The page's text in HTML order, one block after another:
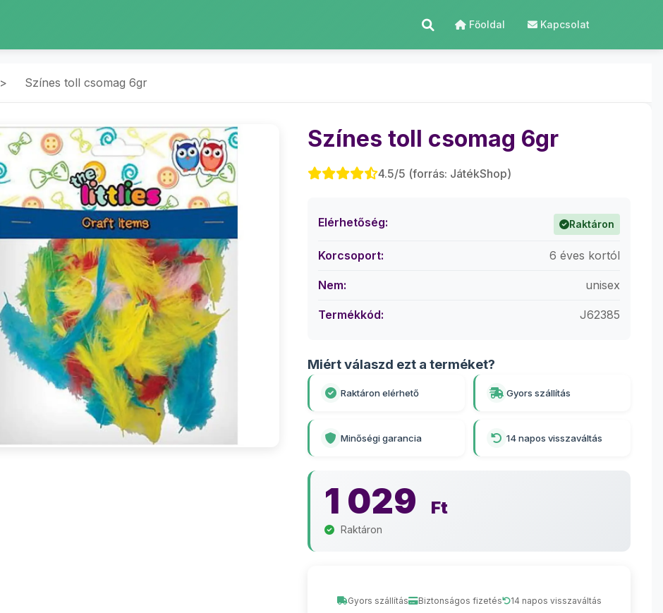
Főoldal Kapcsolat
> Színes toll csomag 6gr
Színes toll csomag 6gr
4.5/5 (forrás: JátékShop)
Elérhetőség: Raktáron
Korcsoport: 6 éves kortól
Nem: unisex
Termékkód: J62385
Miért válaszd ezt a terméket?
Raktáron elérhető Gyors szállítás
Minőségi garancia 14 napos visszaváltás
1 029 Ft
Raktáron
Gyors szállítás Biztonságos fizetés 14 napos visszaváltás